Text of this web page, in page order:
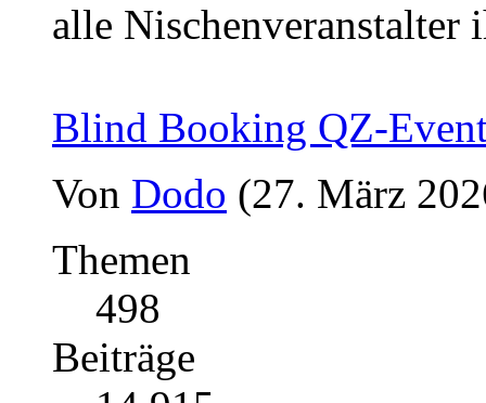
alle Nischenveranstalter
Blind Booking QZ-
Von Dodo (27. März
Themen
498
Beiträge